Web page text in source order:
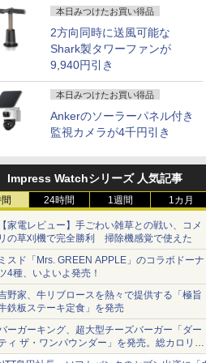
本日みつけたお買い得品
2方向同時に送風可能な
Shark製タワーファンが
9,940円引き
本日みつけたお買い得品
Ankerのソーラーパネル付き
監視カメラが4千円引き
Impress Watchシリーズ 人気記事
24時間 1週間 1カ月
家電レビュー】手ごわい雑草との戦い、コメ
の草刈機で完全勝利 掃除機感覚で使えた
スド「Mrs. GREEN APPLE」のコラボドーナ
4種、いよいよ発売！
野家、牛リブロースを熱々で提供する「極旨
鉄板ステーキ定食」を発売
ーガーキング、超大型チーズバーガー「ダー
ィ ザ・ワンパウンダー」を発売。総カロリー
1656kcal、総重量約527g！